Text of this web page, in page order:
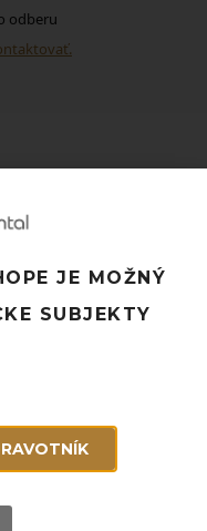
odberu
JE MOŽNÝ
SUBJEKTY